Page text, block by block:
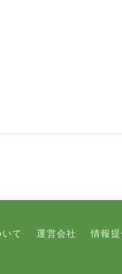
て 運営会社 情報